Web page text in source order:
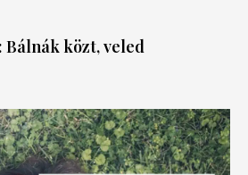
Bálnák közt, veled